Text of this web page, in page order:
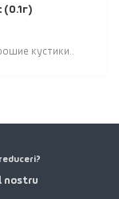
(0.1г)
кустики..
nostru